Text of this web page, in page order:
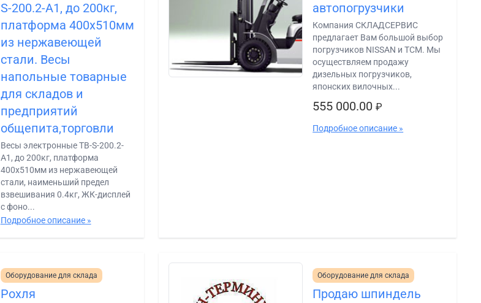
S-200.2-A1, до 200кг,
платформа 400х510мм
из нержавеющей
стали. Весы
напольные товарные
для складов и
предприятий
общепита,торговли
Весы электронные ТВ-S-200.2-
A1, до 200кг, платформа
400х510мм из нержавеющей
стали, наименьший предел
взвешивания 0.4кг, ЖК-дисплей
с фоно...
Подробное описание »
автопогрузчики
Компания СКЛАДСЕРВИС
предлагает Вам большой выбор
погрузчиков NISSAN и TCM. Мы
осуществляем продажу
дизельных погрузчиков,
японских вилочных...
555 000.00₽
Подробное описание »
Оборудование для склада
Рохля
Оборудование для склада
Продаю шпиндель